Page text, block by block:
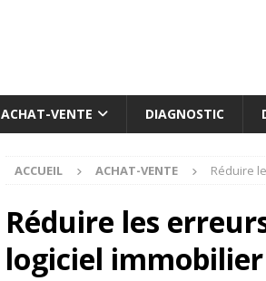
ACHAT-VENTE DIAGNOSTIC
ACCUEIL ACHAT-VENTE Réduire
Réduire les
logiciel immobilier